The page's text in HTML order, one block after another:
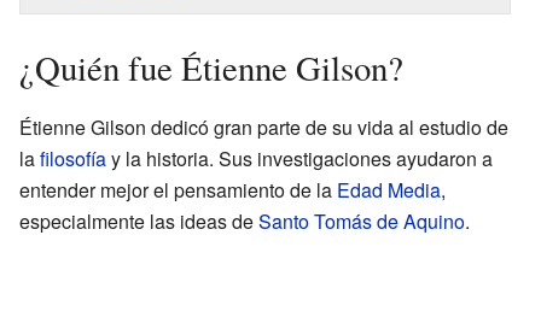
¿Quién fue Étienne Gilson?
Étienne Gilson dedicó gran parte de su vida al estudio de
lafilosofíay la historia. Sus investigaciones ayudaron a
entender mejor el pensamiento de la Edad Media,
especialmente las ideas deSanto Tomás de Aquino.